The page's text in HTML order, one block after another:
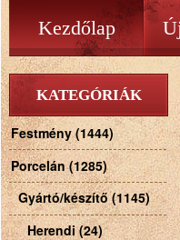
Kezdőlap
KATEGÓRIÁK
Festmény (1444)
Porcelán (1285)
Gyártó/készítő (1145)
Herendi (24)